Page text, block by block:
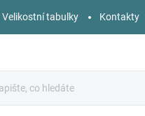
Velikostní tabulky Kontakty